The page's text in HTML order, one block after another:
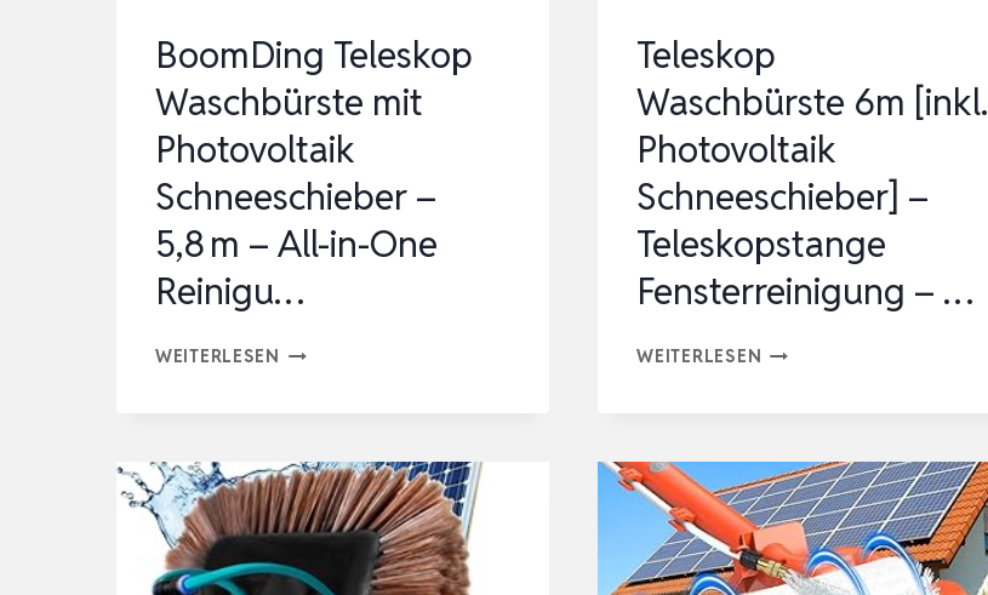
REINIGUN…
BoomDing Teleskop
Waschbürste mit
Photovoltaik
Schneeschieber –
5,8 m – All-in-One
Reinigu…
WEITERLESEN BOOMDING
MIT
PHOTOVOLTAIK
SCHNEESCHIEBER
–
Teleskop
Waschbürste 6m [inkl.
Photovoltaik
Schneeschieber] –
Teleskopstange
Fensterreinigung – …
WEITERLESEN TELESKOP
[INKL.
PHOTOVOLTAIK
SCHNEESCHIEBER]
–